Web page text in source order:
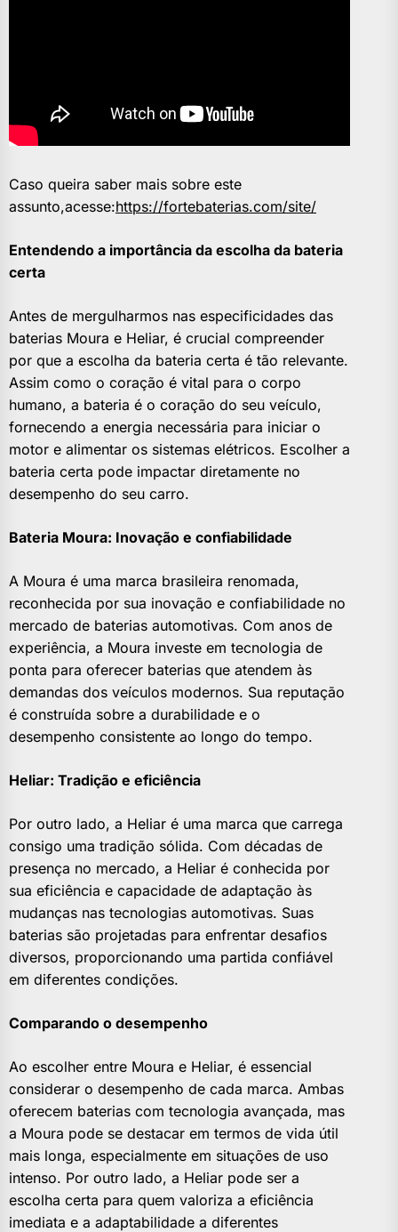
Caso queira saber mais sobre este
assunto,acesse:https://fortebaterias.com/site/
Entendendo a importância da escolha da bateria
certa
Antes de mergulharmos nas especificidades das
baterias Moura e Heliar, é crucial compreender
por que a escolha da bateria certa é tão relevante.
Assim como o coração é vital para o corpo
humano, a bateria é o coração do seu veículo,
fornecendo a energia necessária para iniciar o
motor e alimentar os sistemas elétricos. Escolher a
bateria certa pode impactar diretamente no
desempenho do seu carro.
Bateria Moura: Inovação e confiabilidade
A Moura é uma marca brasileira renomada,
reconhecida por sua inovação e confiabilidade no
mercado de baterias automotivas. Com anos de
experiência, a Moura investe em tecnologia de
ponta para oferecer baterias que atendem às
demandas dos veículos modernos. Sua reputação
é construída sobre a durabilidade e o
desempenho consistente ao longo do tempo.
Heliar: Tradição e eficiência
Por outro lado, a Heliar é uma marca que carrega
consigo uma tradição sólida. Com décadas de
presença no mercado, a Heliar é conhecida por
sua eficiência e capacidade de adaptação às
mudanças nas tecnologias automotivas. Suas
baterias são projetadas para enfrentar desafios
diversos, proporcionando uma partida confiável
em diferentes condições.
Comparando o desempenho
Ao escolher entre Moura e Heliar, é essencial
considerar o desempenho de cada marca. Ambas
oferecem baterias com tecnologia avançada, mas
a Moura pode se destacar em termos de vida útil
mais longa, especialmente em situações de uso
intenso. Por outro lado, a Heliar pode ser a
escolha certa para quem valoriza a eficiência
imediata e a adaptabilidade a diferentes